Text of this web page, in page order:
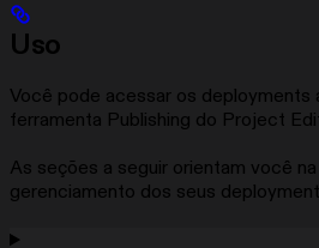
Uso
Você pode acessar os deployments
ferramenta Publishing do Project
As seções a seguir orientam você
gerenciamento dos seus